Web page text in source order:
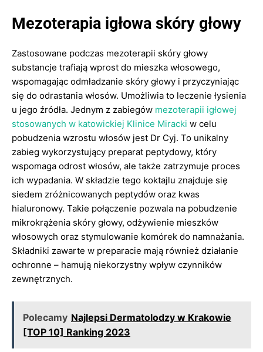
Mezoterapia igłowa skóry głowy
Zastosowane podczas mezoterapii skóry głowy
substancje trafiają wprost do mieszka włosowego,
wspomagając odmładzanie skóry głowy i przyczyniając
się do odrastania włosów. Umożliwia to leczenie łysienia
u jego źródła. Jednym z zabiegów mezoterapii igłowej
stosowanych w katowickiej Klinice Miracki w celu
pobudzenia wzrostu włosów jest Dr Cyj. To unikalny
zabieg wykorzystujący preparat peptydowy, który
wspomaga odrost włosów, ale także zatrzymuje proces
ich wypadania. W składzie tego koktajlu znajduje się
siedem zróżnicowanych peptydów oraz kwas
hialuronowy. Takie połączenie pozwala na pobudzenie
mikrokrążenia skóry głowy, odżywienie mieszków
włosowych oraz stymulowanie komórek do namnażania.
Składniki zawarte w preparacie mają również działanie
ochronne – hamują niekorzystny wpływ czynników
zewnętrznych.
Polecamy Najlepsi Dermatolodzy w Krakowie
[TOP 10] Ranking 2023